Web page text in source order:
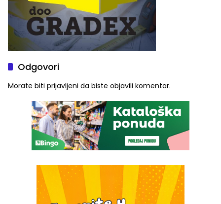
Odgovori
Morate biti prijavljeni da biste objavili komentar.